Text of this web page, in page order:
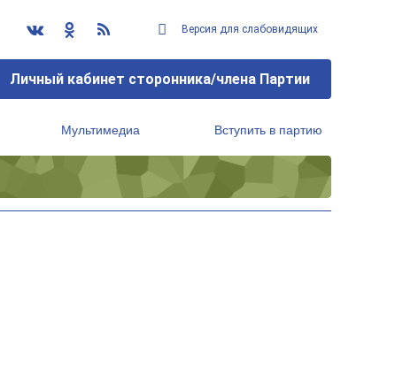
Версия для слабовидящих
Личный кабинет сторонника/члена Партии
Мультимедиа Вступить в партию